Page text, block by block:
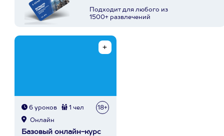
Подходит для любого из
1500+ развлечений
6 уроков 1 чел 18+
Онлайн
Базовый онлайн-курс